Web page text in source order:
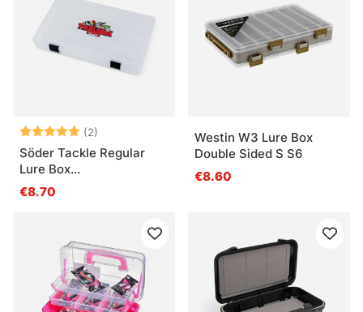
Arvio: (2)
5.0 5:sta tähdestä
Söder Tackle Regular
Lure Box
(38,5x22,5x4,8cm)
€8.70
Westin W3 Lure Box
Double Sided S S6
€8.60